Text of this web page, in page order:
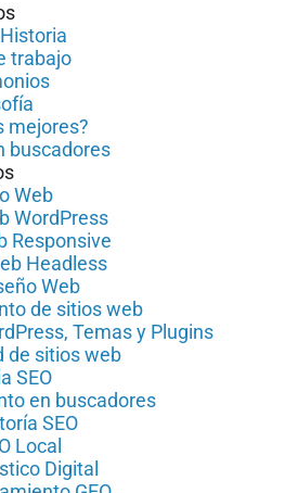
trabajo
mejores?
buscadores
Web
WordPress
Responsive
Headless
Web
de sitios web
Temas y Plugins
de sitios web
SEO
en buscadores
SEO
Local
Digital